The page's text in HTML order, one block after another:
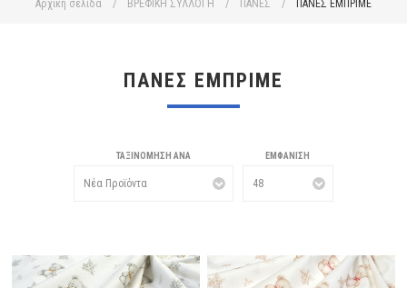
Αρχική σελίδα / ΒΡΕΦΙΚΗ ΣΥΛΛΟΓΗ / ΠΑΝΕΣ / ΠΑΝΕΣ ΕΜΠΡΙΜΕ
ΠΑΝΕΣ ΕΜΠΡΙΜΕ
ΤΑΞΙΝΌΜΗΣΗ ΑΝΆ ΕΜΦΆΝΙΣΗ